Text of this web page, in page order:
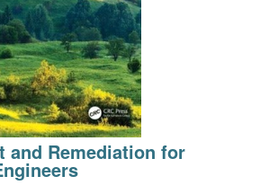
and Remediation for